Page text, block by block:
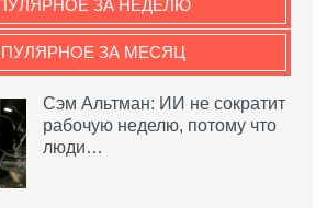
ЗА НЕДЕЛЮ
ЗА МЕСЯЦ
Сэм Альтман: ИИ не сократит
рабочую неделю, потому что
люди…